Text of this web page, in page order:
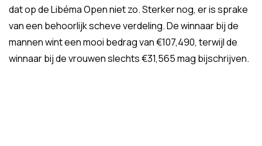
dat op de Libéma Open niet zo. Sterker nog, er is sprake
van een behoorlijk scheve verdeling. De winnaar bij de
mannen wint een mooi bedrag van€107,490, terwijl de
winnaar bij de vrouwen slechts€31,565 mag bijschrijven.